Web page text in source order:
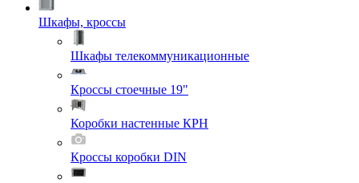
Шкафы, кроссы
Шкафы телекоммуникационные
Кроссы стоечные 19"
Коробки настенные КРН
Кроссы коробки DIN